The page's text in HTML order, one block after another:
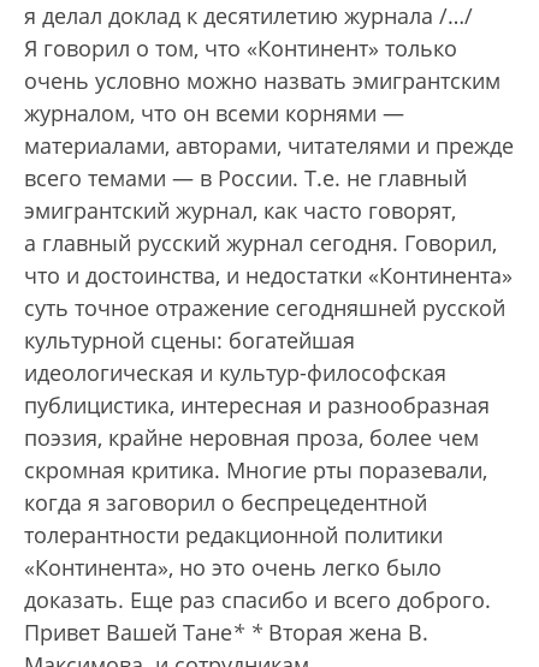
я делал доклад к десятилетию журнала /…/
Я говорил о том, что «Континент» только
очень условно можно назвать эмигрантским
журналом, что он всеми корнями —
материалами, авторами, читателями и прежде
всего темами — в России. Т.е. не главный
эмигрантский журнал, как часто говорят,
а главный русский журнал сегодня. Говорил,
что и достоинства, и недостатки «Континента»
суть точное отражение сегодняшней русской
культурной сцены: богатейшая
идеологическая и культур-философская
публицистика, интересная и разнообразная
поэзия, крайне неровная проза, более чем
скромная критика. Многие рты поразевали,
когда я заговорил о беспрецедентной
толерантности редакционной политики
«Континента», но это очень легко было
доказать. Еще раз спасибо и всего доброго.
Привет Вашей Тане* * Вторая жена В.